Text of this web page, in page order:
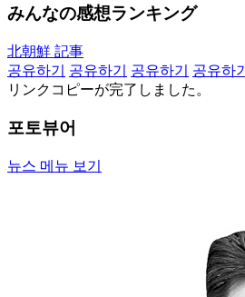
みんなの感想ランキング
北朝鮮 記事
공유하기
공유하기 공유하기 공유하기
リンクコピーが完了しました。
포토뷰어
뉴스 메뉴 보기